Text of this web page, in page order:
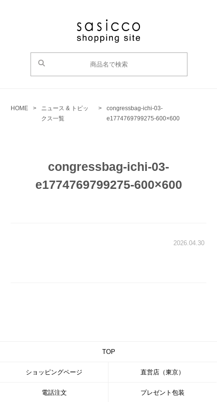
HOME >
ニュース & トピッ
クス一覧
>
congressbag-ichi-03-
e1774769799275-600×600
congressbag-ichi-03-
e1774769799275-600×600
2026.04.30
TOP
ショッピングページ 直営店（東京）
電話注文 プレゼント包装